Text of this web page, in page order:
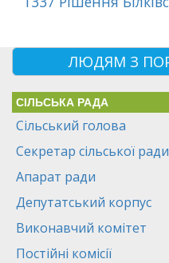
ЛЮДЯМ З
СІЛЬСЬКА РАДА
Сільський голова
Секретар сільської ради
Апарат ради
Депутатський корпус
Виконавчий комітет
Постійні комісії